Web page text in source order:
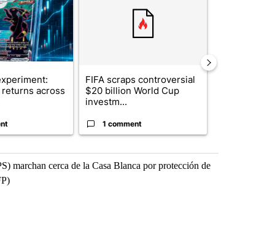
across
FIFA scraps controversial
$20 billion World Cup
investm...
1 comment
marchan cerca de la Casa Blanca por protección de